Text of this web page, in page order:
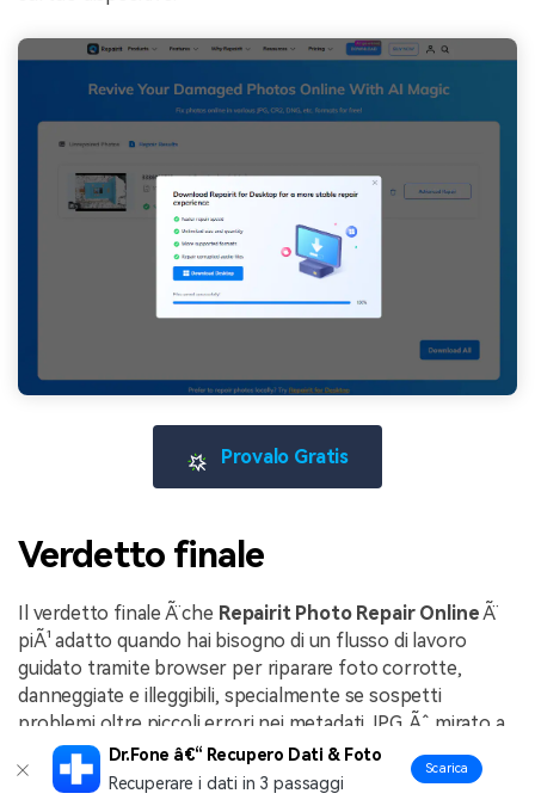
Provalo Gratis
Verdetto finale
Il verdetto finale Ã¨ che Repairit Photo Repair OnlineÃ¨
piÃ¹ adatto quando hai bisogno di un flusso di lavoro
guidato tramite browser per riparare foto corrotte,
danneggiate e illeggibili, specialmente se sospetti
problemi oltre piccoli errori nei metadati JPG. Ãˆ mirato a
gestire strutture immagine rotte, scatti da fotocamera
non leggibili e piÃ¹ file danneggiati contemporaneamente.
Dr.Fone â€“ Recupero Dati & Foto
Recuperare i dati in 3 passaggi
Scarica